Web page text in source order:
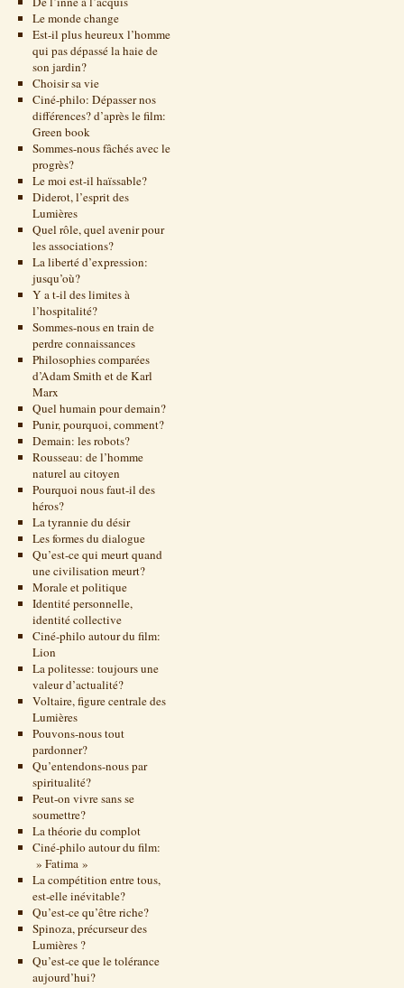
Le monde change
Est-il plus heureux l’homme
qui pas dépassé la haie de
son jardin?
Choisir sa vie
Ciné-philo: Dépasser nos
différences? d’après le film:
Green book
Sommes-nous fâchés avec le
progrès?
Le moi est-il haïssable?
Diderot, l’esprit des
Lumières
Quel rôle, quel avenir pour
les associations?
La liberté d’expression:
jusqu’où?
Y a t-il des limites à
l’hospitalité?
Sommes-nous en train de
perdre connaissances
Philosophies comparées
d’Adam Smith et de Karl
Marx
Quel humain pour demain?
Punir, pourquoi, comment?
Demain: les robots?
Rousseau: de l’homme
naturel au citoyen
Pourquoi nous faut-il des
héros?
La tyrannie du désir
Les formes du dialogue
Qu’est-ce qui meurt quand
une civilisation meurt?
Morale et politique
Identité personnelle,
identité collective
Ciné-philo autour du film:
Lion
La politesse: toujours une
valeur d’actualité?
Voltaire, figure centrale des
Lumières
Pouvons-nous tout
pardonner?
Qu’entendons-nous par
spiritualité?
Peut-on vivre sans se
soumettre?
La théorie du complot
Ciné-philo autour du film:
» Fatima »
La compétition entre tous,
est-elle inévitable?
Qu’est-ce qu’être riche?
Spinoza, précurseur des
Lumières ?
Qu’est-ce que le tolérance
aujourd’hui?